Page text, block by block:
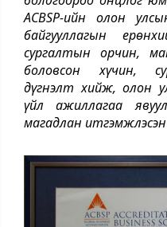
ACBSP-ийн олон
байгууллагын
сургалтын орчин,
боловсон хүчин,
дүгнэлт хийж, олон
үйл ажиллагаа
магадлан